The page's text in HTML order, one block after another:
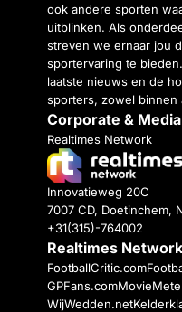
ook andere sporten
uitblinken. Als
streven we ernaar jou
sportervaring te
laatste nieuws en de
sporters, zowel binnen
Corporate & Media
Realtimes Network
Innovatieweg 20C
7007 CD, Doetinchem,
+31(315)-764002
Realtimes Network
FootballCritic.com
GPFans.com
WijWedden.net